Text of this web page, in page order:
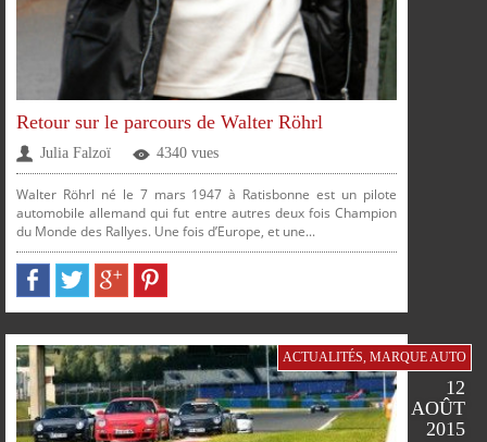
SUR SUR SUR
Retour sur le parcours de Walter Röhrl
Julia Falzoï 4340 vues
Walter Röhrl né le 7 mars 1947 à Ratisbonne est un pilote
automobile allemand qui fut entre autres deux fois Champion
du Monde des Rallyes. Une fois d’Europe, et une...
ACTUALITÉS, MARQUE AUTO
12
AOÛT
2015